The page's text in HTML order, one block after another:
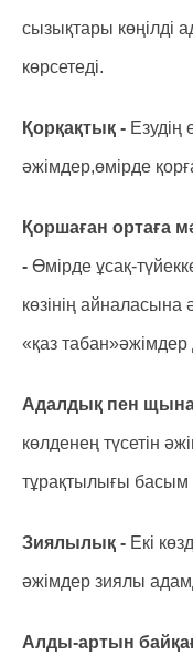
сызықтары көңілді
көрсетеді.
Қорқақтық - Езудің
әжімдер,өмірде
Қоршаған ортаға
- Өмірде ұсақ-
көзінің
«қаз
Адалдық пен
көлденең түсетін
тұрақтылығы басым
Зиялылық - Екі
әжімдер зиялы
Алды-артын